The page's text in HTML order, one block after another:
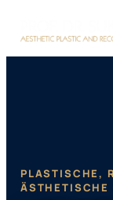
Inhalt
springen
PLASTISCHE,
ÄSTHETISCHE